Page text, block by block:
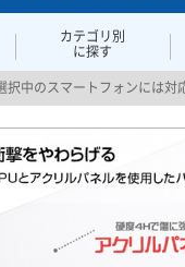
カテゴリ別
に探す
択中のスマートフォンには対